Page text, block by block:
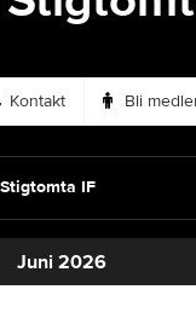
Kontakt Bli
IF
Juni 2026